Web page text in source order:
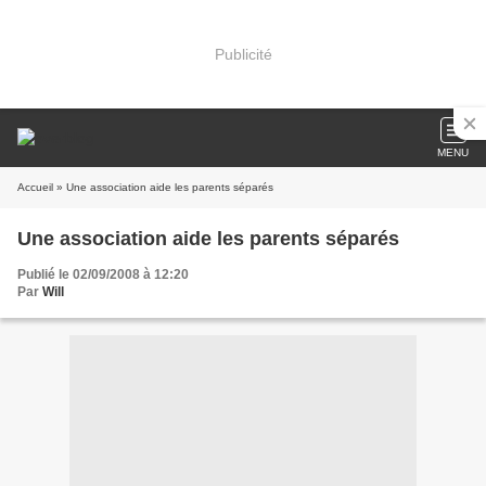
Publicité
MENU
Accueil » Une association aide les parents séparés
Une association aide les parents séparés
Publié le 02/09/2008 à 12:20
Par Will